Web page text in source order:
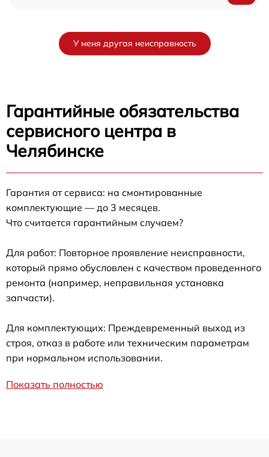
У меня другая неисправность
Гарантийные обязательства
сервисного центра в
Челябинске
Гарантия от сервиса: на смонтированные
комплектующие — до 3 месяцев.
Что считается гарантийным случаем?
Для работ: Повторное проявление неисправности,
который прямо обусловлен с качеством проведенного
ремонта (например, неправильная установка
запчасти).
Для комплектующих: Преждевременный выход из
строя, отказ в работе или техническим параметрам
при нормальном использовании.
Показать полностью